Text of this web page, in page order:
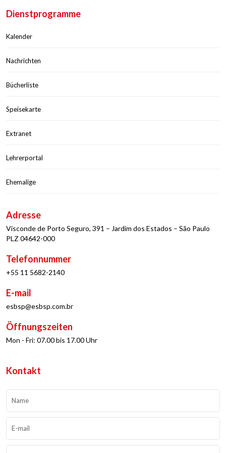
Dienstprogramme
Kalender
Nachrichten
Bücherliste
Speisekarte
Extranet
Lehrerportal
Ehemalige
Adresse
Visconde de Porto Seguro, 391 – Jardim dos Estados – São Paulo
PLZ 04642-000
Telefonnummer
+55 11 5682-2140
E-mail
esbsp@esbsp.com.br
Öffnungszeiten
Mon - Fri: 07.00 bis 17.00 Uhr
Kontakt